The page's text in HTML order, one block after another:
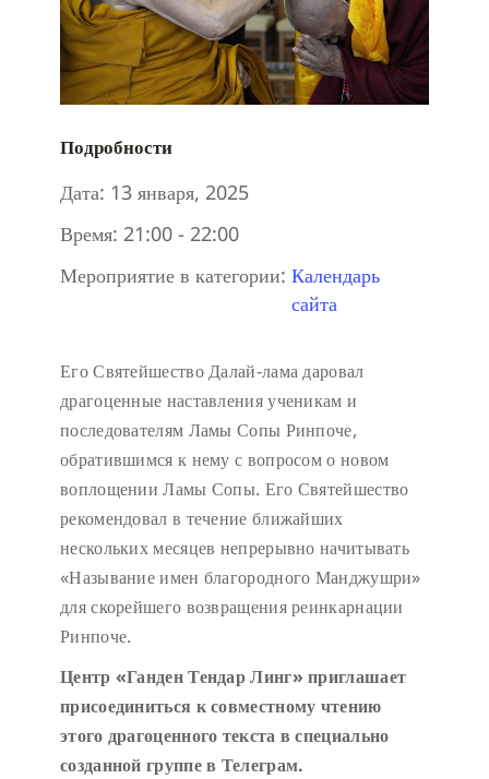
Подробности
Дата: 13 января, 2025
Время: 21:00 - 22:00
Мероприятие в категории: Календарь
сайта
Его Святейшество Далай-лама даровал
драгоценные наставления ученикам и
последователям Ламы Сопы Ринпоче,
обратившимся к нему с вопросом о новом
воплощении Ламы Сопы. Его Святейшество
рекомендовал в течение ближайших
нескольких месяцев непрерывно начитывать
«Называние имен благородного Манджушри»
для скорейшего возвращения реинкарнации
Ринпоче.
Центр «Ганден Тендар Линг» приглашает
присоединиться к совместному чтению
этого драгоценного текста в специально
созданной группе в Телеграм.